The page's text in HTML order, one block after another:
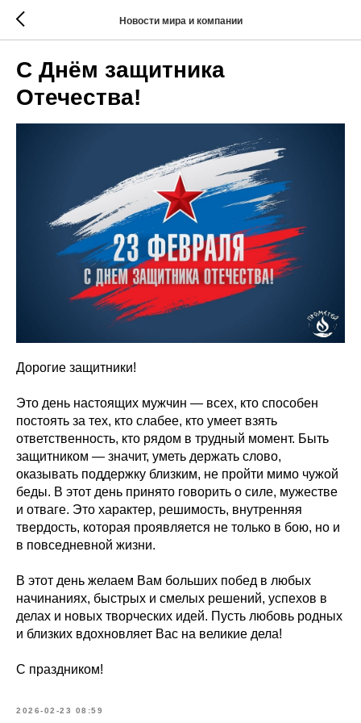
Новости мира и компании
С Днём защитника
Отечества!
Дорогие защитники!
Это день настоящих мужчин — всех, кто способен
постоять за тех, кто слабее, кто умеет взять
ответственность, кто рядом в трудный момент. Быть
защитником — значит, уметь держать слово,
оказывать поддержку близким, не пройти мимо чужой
беды. В этот день принято говорить о силе, мужестве
и отваге. Это характер, решимость, внутренняя
твердость, которая проявляется не только в бою, но и
в повседневной жизни.
В этот день желаем Вам больших побед в любых
начинаниях, быстрых и смелых решений, успехов в
делах и новых творческих идей. Пусть любовь родных
и близких вдохновляет Вас на великие дела!
С праздником!
2026-02-23 08:59